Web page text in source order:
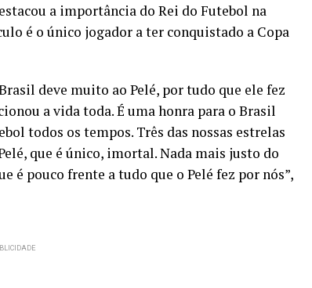
a importância do Rei do Futebol na
é o único jogador a ter conquistado a Copa
deve muito ao Pelé, por tudo que ele fez
a vida toda. É uma honra para o Brasil
todos os tempos. Três das nossas estrelas
que é único, imortal. Nada mais justo do
é pouco frente a tudo que o Pelé fez por nós”,